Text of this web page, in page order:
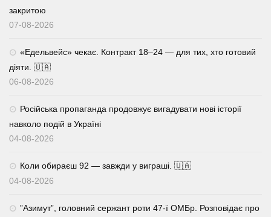
закритою
07-08-2026
«Едельвейс» чекає. Контракт 18–24 — для тих, хто готовий
діяти. 🇺🇦
06-08-2026
Російська пропаганда продовжує вигадувати нові історії
навколо подій в Україні
04-08-2026
Коли обираєш 92 — завжди у виграші. 🇺🇦
04-08-2026
⁨”Азимут”, головний сержант роти 47-ї ОМБр. Розповідає про